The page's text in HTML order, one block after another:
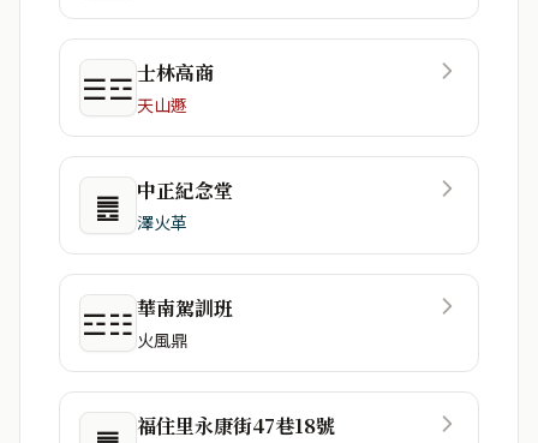
☰☲士林高商
天山遯
䷌ 中正紀念堂
澤火革
☲☷華南駕訓班
火風鼎
福住里永康街47巷18號